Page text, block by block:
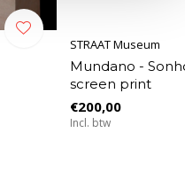
STRAAT Museum
Mundano -
screen print
€200,00
Incl. btw